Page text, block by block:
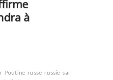
à
Poutine russe russie sanctions